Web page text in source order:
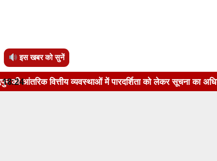
इस खबर को सुनें
व्यवस्थाओं में पारदर्शिता को लेकर सूचना का अधिकार अधिनियम,
18:24